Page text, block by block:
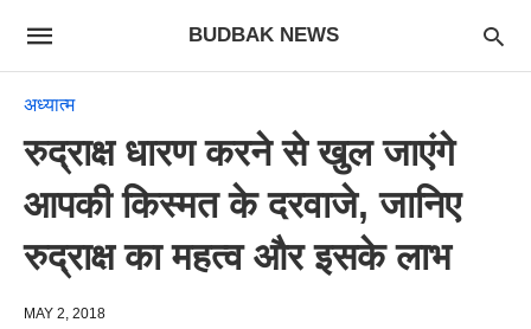
BUDBAK NEWS
अध्यात्म
रुद्राक्ष धारण करने से खुल जाएंगे
आपकी किस्मत के दरवाजे, जानिए
रुद्राक्ष का महत्व और इसके लाभ
MAY 2, 2018